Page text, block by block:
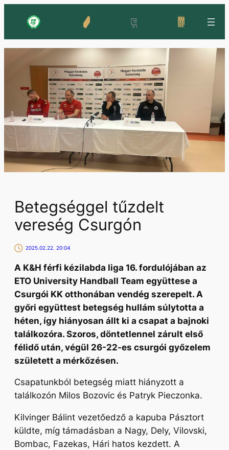
tartalomhoz
Betegséggel tűzdelt
vereség Csurgón
2025.02.22. 20:04
A K&H férfi kézilabda liga 16. fordulójában az
ETO University Handball Team együttese a
Csurgói KK otthonában vendég szerepelt. A
győri együttest betegség hullám súlytotta a
héten, így hiányosan állt ki a csapat a bajnoki
találkozóra. Szoros, döntetlennel zárult első
félidő után, végül 26-22-es csurgói győzelem
született a mérkőzésen.
Csapatunkból betegség miatt hiányzott a
találkozón Milos Bozovic és Patryk Pieczonka.
Kilvinger Bálint vezetőedző a kapuba Pásztort
küldte, míg támadásban a Nagy, Dely, Vilovski,
Bombac, Fazekas, Hári hatos kezdett. A